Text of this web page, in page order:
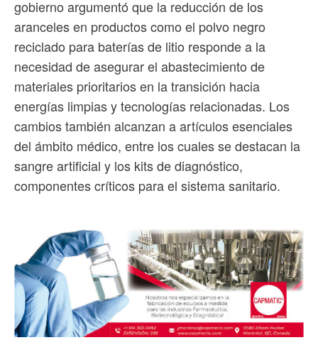
gobierno argumentó que la reducción de los
aranceles en productos como el polvo negro
reciclado para baterías de litio responde a la
necesidad de asegurar el abastecimiento de
materiales prioritarios en la transición hacia
energías limpias y tecnologías relacionadas. Los
cambios también alcanzan a artículos esenciales
del ámbito médico, entre los cuales se destacan la
sangre artificial y los kits de diagnóstico,
componentes críticos para el sistema sanitario.